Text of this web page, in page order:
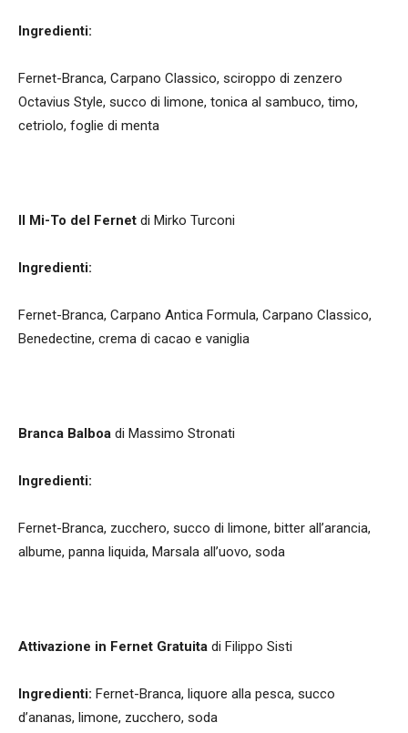
Ingredienti:
Fernet-Branca, Carpano Classico, sciroppo di zenzero
Octavius Style, succo di limone, tonica al sambuco, timo,
cetriolo, foglie di menta
Il Mi-To del Fernet di Mirko Turconi
Ingredienti:
Fernet-Branca, Carpano Antica Formula, Carpano Classico,
Benedectine, crema di cacao e vaniglia
Branca Balboa di Massimo Stronati
Ingredienti:
Fernet-Branca, zucchero, succo di limone, bitter all’arancia,
albume, panna liquida, Marsala all’uovo, soda
Attivazione in Fernet Gratuita di Filippo Sisti
Ingredienti: Fernet-Branca, liquore alla pesca, succo
d’ananas, limone, zucchero, soda